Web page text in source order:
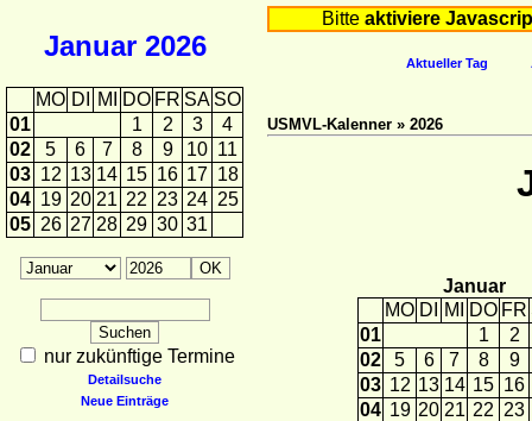
Januar 2026
MO DI MI DO FR SA SO
01
1 2 3
4
02
5 6 7 8 9 10 11
03 12 13 14 15 16 17 18
04 19 20 21 22 23 24 25
05 26 27 28 29 30 31
nur zukünftige Termine
Detailsuche
Neue Einträge
Bitte aktiviere
Aktueller Tag
USMVL-Kalenner » 2026
Januar
MO DI MI DO FR
01
1
2
02
5 6 7 8
9
03 12 13 14 15 16
04 19 20 21 22 23